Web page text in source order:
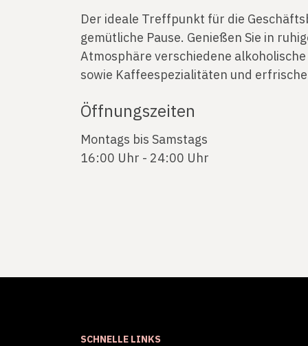
Der ideale Treffpunkt für die
gemütliche Pause. Genießen Sie in
Atmosphäre verschiedene
sowie Kaffeespezialitäten und
Öffnungszeiten
Montags bis Samstags
16:00 Uhr - 24:00 Uhr
SCHNELLE LINKS